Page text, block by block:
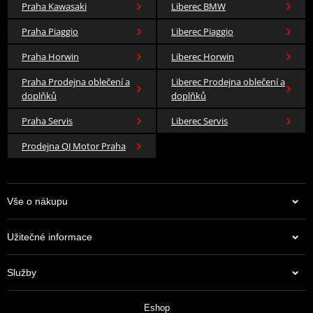
Barva
zelená
Praha Kawasaki
Liberec BMW
Praha Piaggio
Liberec Piaggio
Praha Horwin
Liberec Horwin
Praha Prodejna oblečení a
doplňků
Liberec Prodejna oblečení a
doplňků
Praha Servis
Liberec Servis
Prodejna QJ Motor Praha
Vše o nákupu
Užitečné informace
Služby
Eshop